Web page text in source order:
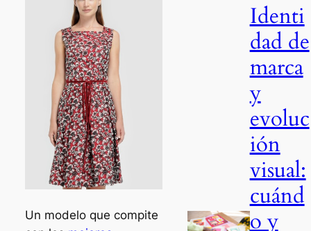
Un modelo que compite
Identi
dad de
marca
y
evoluc
ión
visual:
cuánd
o y